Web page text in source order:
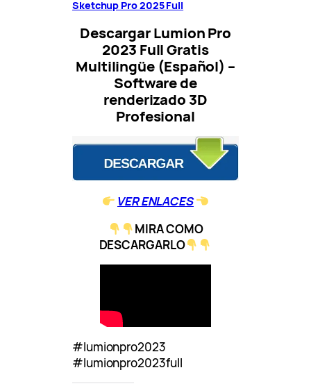
Sketchup Pro 2025 Full
Descargar Lumion Pro
2023 Full Gratis
Multilingüe (Español) –
Software de
renderizado 3D
Profesional
VER ENLACES
MIRA COMO
DESCARGARLO
#lumionpro2023
#lumionpro2023full